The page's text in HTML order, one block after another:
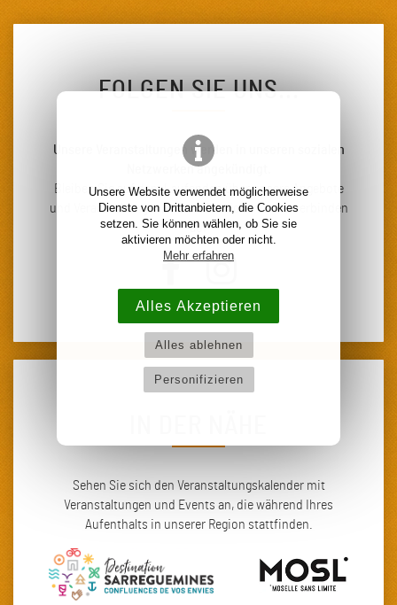
Unsere Website verwendet möglicherweise
Dienste von Drittanbietern, die Cookies
setzen. Sie können wählen, ob Sie sie
aktivieren möchten oder nicht.
Mehr erfahren
Alles Akzeptieren
Alles ablehnen
Personifizieren
FOLGEN SIE UNS...
Unsere Veranstaltungen werden in unseren sozialen
Netzwerken angekündigt.
Bleiben Sie auf dem Laufenden über unsere Angebote
und Veranstaltungen, indem Sie sich mit uns verbinden
auf
Sehen Sie sich den Veranstaltungskalender mit
Veranstaltungen und Events an, die während Ihres
Aufenthalts in unserer Region stattfinden.